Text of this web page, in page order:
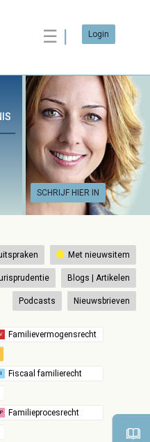
☰ Login
SCHRIJF HIER IN
Met nieuwsitem
Blogs | Artikelen
Podcasts Nieuwsbrieven